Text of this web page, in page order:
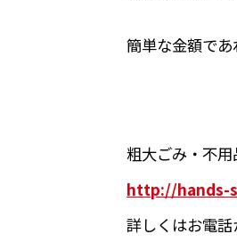
簡単な金額で
粗大ごみ・不
http://hands-
詳しくはお電話